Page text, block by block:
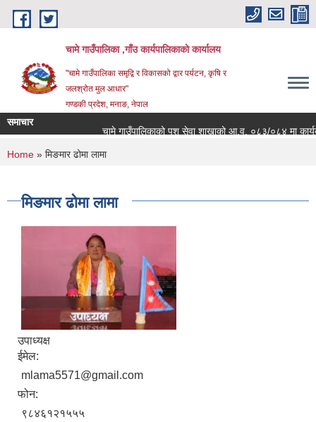
Skip to main content
चामे गाउँपालिका ,गाँउ कार्यपालिकाको कार्यालय
"चामे गाउँपालिका समृद्वि र विकासको द्वार पर्यटन, कृषि र
जलश्रोत मुल आधार"
गण्डकी प्रदेश, मनाङ, नेपाल
समाचार
चामे गाउँपालिकाको पशु सेवा शाखाको आ.व. ०८३/०८४ मा
You are here
Home » मिङमार ढोमा लामा
मिङमार ढोमा लामा
उपाध्यक्ष
ईमेल:
mlama5571@gmail.com
फोन:
९८४६१२१५५५